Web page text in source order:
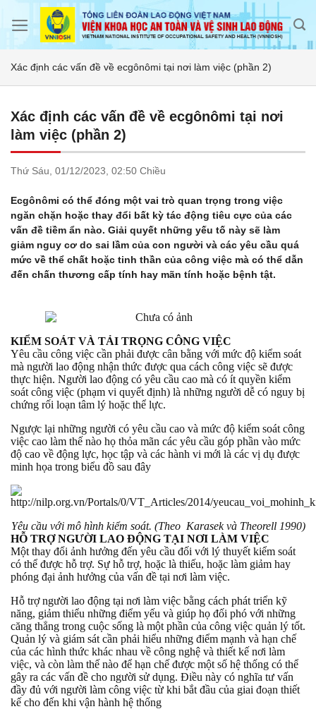
Xác định các vấn đề về ecgônômi tại nơi làm việc (phần 2)
Xác định các vấn đề về ecgônômi tại nơi
làm việc (phần 2)
Thứ Sáu, 01/12/2023, 02:50 Chiều
Ecgônômi có thể đóng một vai trò quan trọng trong việc
ngăn chặn hoặc thay đổi bất kỳ tác động tiêu cực của các
vấn đề tiềm ẩn nào. Giải quyết những yếu tố này sẽ làm
giảm nguy cơ do sai lầm của con người và các yêu cầu quá
mức về thể chất hoặc tinh thần của công việc mà có thể dẫn
đến chấn thương cấp tính hay mãn tính hoặc bệnh tật.
KIỂM SOÁT VÀ TẢI TRỌNG CÔNG VIỆC
Yêu cầu công việc cần phải được cân bằng với mức độ kiểm soát
mà người lao động nhận thức được qua cách công việc sẽ được
thực hiện. Người lao động có yêu cầu cao mà có ít quyền kiểm
soát công việc (phạm vi quyết định) là những người dễ có nguy bị
chứng rối loạn tâm lý hoặc thể lực.
Ngược lại những người có yêu cầu cao và mức độ kiểm soát công
việc cao làm thế nào họ thỏa mãn các yêu cầu góp phần vào mức
độ cao về động lực, học tập và các hành vi mới là các vị dụ được
minh họa trong biểu đồ sau đây
Yêu cầu với mô hình kiểm soát. (Theo Karasek và Theorell 1990)
HỖ TRỢ NGƯỜI LAO ĐỘNG TẠI NƠI LÀM VIỆC
Một thay đổi ảnh hưởng đến yêu cầu đối với lý thuyết kiểm soát
có thể được hỗ trợ. Sự hỗ trợ, hoặc là thiếu, hoặc làm giảm hay
phóng đại ảnh hưởng của vấn đề tại nơi làm việc.
Hỗ trợ người lao động tại nơi làm việc bằng cách phát triển kỹ
năng, giảm thiểu những điểm yếu và giúp họ đối phó với những
căng thẳng trong cuộc sống là một phần của công việc quản lý tốt.
Quản lý và giám sát cần phải hiểu những điểm mạnh và hạn chế
của các hình thức khác nhau về công nghệ và thiết kế nơi làm
việc, và còn làm thế nào để hạn chế được một số hệ thống có thể
gây ra các vấn đề cho người sử dụng. Điều này có nghĩa tư vấn
đầy đủ với người làm công việc từ khi bắt đầu của giai đoạn thiết
kế cho đến khi vận hành hệ thống